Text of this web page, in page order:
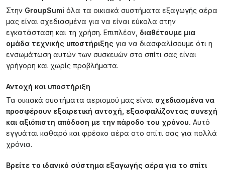
Στην GroupSumi όλα τα οικιακά συστήματα εξαγωγής αέρα
μας είναι σχεδιασμένα για να είναι εύκολα στην
εγκατάσταση και τη χρήση. Επιπλέον, διαθέτουμε μια
ομάδα τεχνικής υποστήριξης για να διασφαλίσουμε ότι η
ενσωμάτωση αυτών των συσκευών στο σπίτι σας είναι
γρήγορη και χωρίς προβλήματα.
Αντοχή και υποστήριξη
Τα οικιακά συστήματα αερισμού μας είναι σχεδιασμένα να
προσφέρουν εξαιρετική αντοχή, εξασφαλίζοντας συνεχή
και αξιόπιστη απόδοση με την πάροδο του χρόνου. Αυτό
εγγυάται καθαρό και φρέσκο αέρα στο σπίτι σας για πολλά
χρόνια.
Βρείτε το ιδανικό σύστημα εξαγωγής αέρα για το σπίτι